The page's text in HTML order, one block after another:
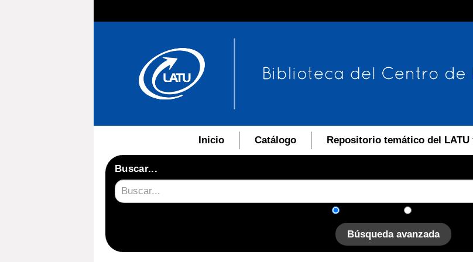
Inicio Catálogo Repositorio temático del LATU
Buscar...
Búsqueda avanzada